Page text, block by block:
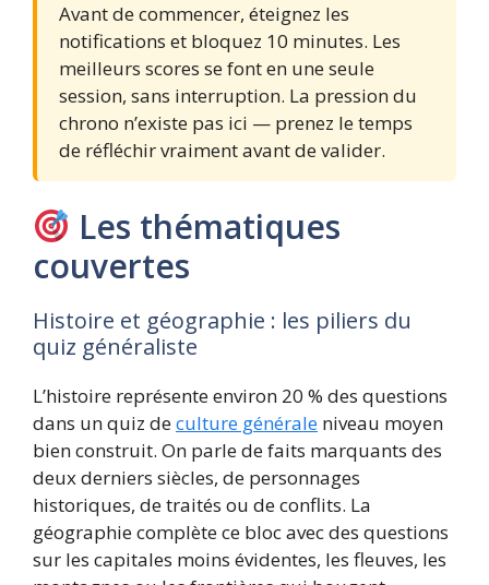
Avant de commencer, éteignez les
notifications et bloquez 10 minutes. Les
meilleurs scores se font en une seule
session, sans interruption. La pression du
chrono n’existe pas ici — prenez le temps
de réfléchir vraiment avant de valider.
Les thématiques
couvertes
Histoire et géographie : les piliers du
quiz généraliste
L’histoire représente environ 20 % des questions
dans un quiz deculture générale niveau moyen
bien construit. On parle de faits marquants des
deux derniers siècles, de personnages
historiques, de traités ou de conflits. La
géographie complète ce bloc avec des questions
sur les capitales moins évidentes, les fleuves, les